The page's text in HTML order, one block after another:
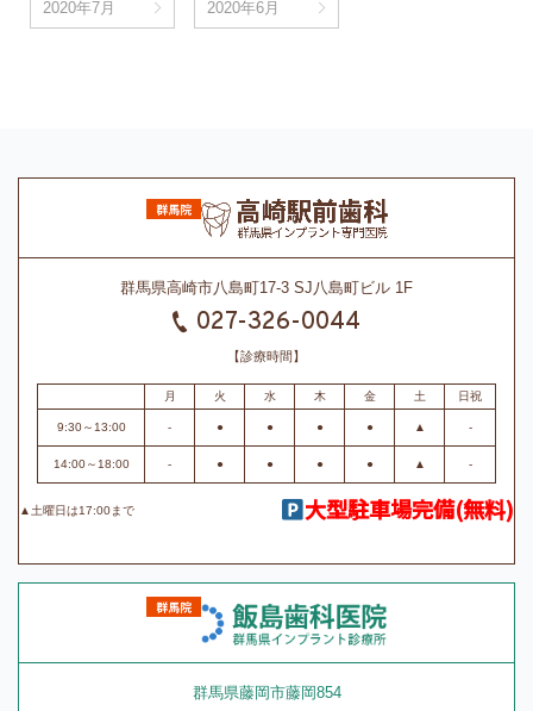
2020年7月 2020年6月
群馬県高崎市八島町17-3 SJ八島町ビル 1F
027-326-0044
【診療時間】
月 火 水 木 金 土 日祝
9:30～13:00 - ● ● ● ● ▲ -
14:00～18:00 - ● ● ● ● ▲ -
▲土曜日は17:00まで 大型駐車場完備(無料)
群馬県藤岡市藤岡854